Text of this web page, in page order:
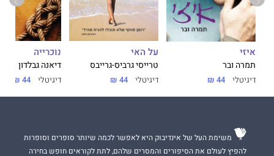
איזי
תמרה ובר
דיגיטלי 44 ₪
על האי
טרייסי גרביס-גרייבס
דיגיטלי 44 ₪
נוכרייה
דיאנה גבלדון
דיגיטלי 44 ₪
משימת העל של אינדיבוק היא לאפשר לכמה שיותר סופרים וסופרות
להפיץ לעולם את הסיפורים והמסרים שלהם, לתת לקוראים חופש בחירה